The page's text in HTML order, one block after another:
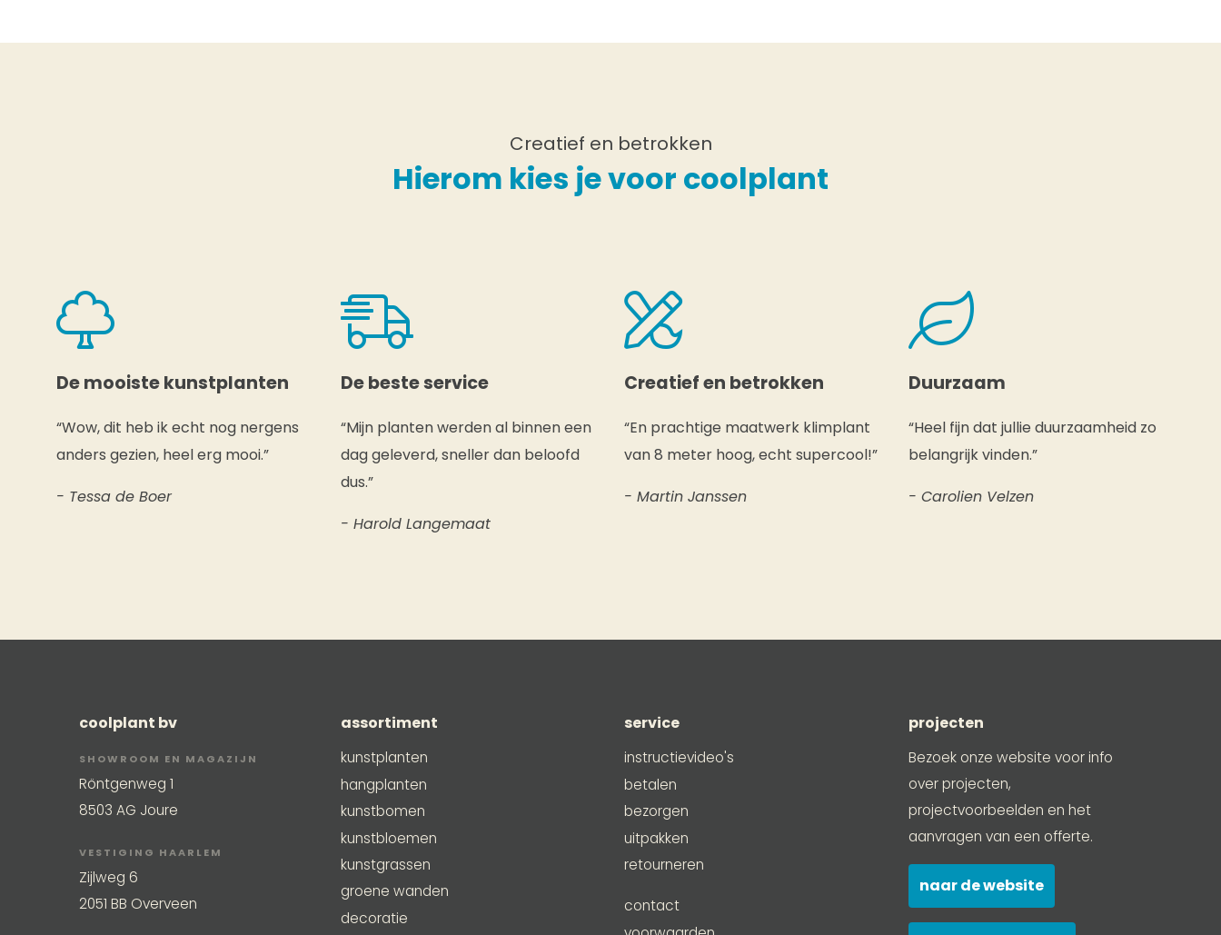
Creatief en betrokken
Hierom kies je voor coolplant
De mooiste kunstplanten
“Wow, dit heb ik echt nog nergens
anders gezien, heel erg mooi.”
- Tessa de Boer
De beste service
“Mijn planten werden al binnen een
dag geleverd, sneller dan beloofd
dus.”
- Harold Langemaat
Creatief en betrokken
“En prachtige maatwerk klimplant
van 8 meter hoog, echt supercool!”
- Martin Janssen
Duurzaam
“Heel fijn dat jullie duurzaamheid zo
belangrijk vinden.”
- Carolien Velzen
coolplant bv
SHOWROOM EN MAGAZIJN
Röntgenweg 1
8503 AG Joure
VESTIGING HAARLEM
Zijlweg 6
2051 BB Overveen
assortiment
kunstplanten
hangplanten
kunstbomen
kunstbloemen
kunstgrassen
groene wanden
decoratie
service
instructievideo's
betalen
bezorgen
uitpakken
retourneren
contact
projecten
Bezoek onze website voor info
over projecten,
projectvoorbeelden en het
aanvragen van een offerte.
naar de website